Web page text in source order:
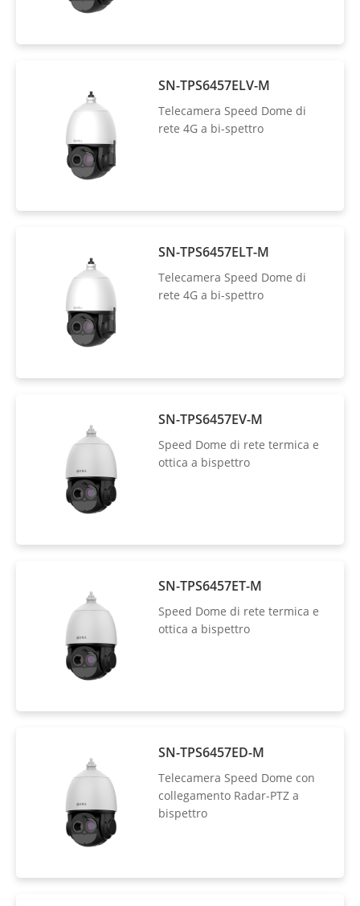
SN-TPS6457ELV-M
Telecamera Speed Dome di
rete 4G a bi-spettro
SN-TPS6457ELT-M
Telecamera Speed Dome di
rete 4G a bi-spettro
SN-TPS6457EV-M
Speed Dome di rete termica e
ottica a bispettro
SN-TPS6457ET-M
Speed Dome di rete termica e
ottica a bispettro
SN-TPS6457ED-M
Telecamera Speed Dome con
collegamento Radar-PTZ a
bispettro